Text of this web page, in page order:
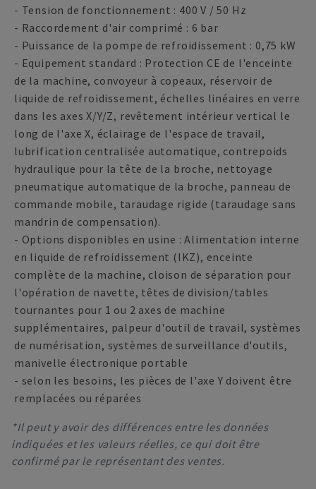
- Tension de fonctionnement : 400 V / 50 Hz
- Raccordement d'air comprimé : 6 bar
- Puissance de la pompe de refroidissement : 0,75 kW
- Equipement standard : Protection CE de l'enceinte
de la machine, convoyeur à copeaux, réservoir de
liquide de refroidissement, échelles linéaires en verre
dans les axes X/Y/Z, revêtement intérieur vertical le
long de l'axe X, éclairage de l'espace de travail,
lubrification centralisée automatique, contrepoids
hydraulique pour la tête de la broche, nettoyage
pneumatique automatique de la broche, panneau de
commande mobile, taraudage rigide (taraudage sans
mandrin de compensation).
- Options disponibles en usine : Alimentation interne
en liquide de refroidissement (IKZ), enceinte
complète de la machine, cloison de séparation pour
l'opération de navette, têtes de division/tables
tournantes pour 1 ou 2 axes de machine
supplémentaires, palpeur d'outil de travail, systèmes
de numérisation, systèmes de surveillance d'outils,
manivelle électronique portable
- selon les besoins, les pièces de l'axe Y doivent être
remplacées ou réparées
*Il peut y avoir des différences entre les données
indiquées et les valeurs réelles, ce qui doit être
confirmé par le représentant des ventes.